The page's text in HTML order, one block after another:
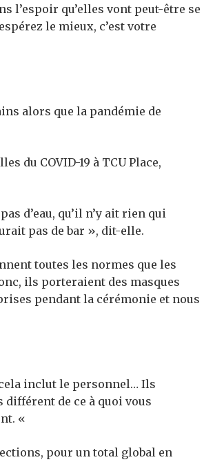
l’espoir qu’elles vont peut-être se
le mieux, c’est votre
alors que la pandémie de
du COVID-19 à TCU Place,
d’eau, qu’il n’y ait rien qui
pas de bar », dit-elle.
toutes les normes que les
ils porteraient des masques
pendant la cérémonie et nous
inclut le personnel… Ils
de ce à quoi vous
«
pour un total global en